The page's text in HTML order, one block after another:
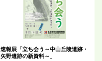
速報展「立ち会う～中山丘陵遺跡・
矢野遺跡の新資料～」